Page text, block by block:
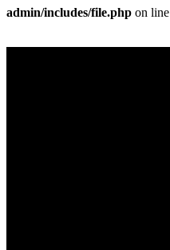
admin/includes/file.php on line